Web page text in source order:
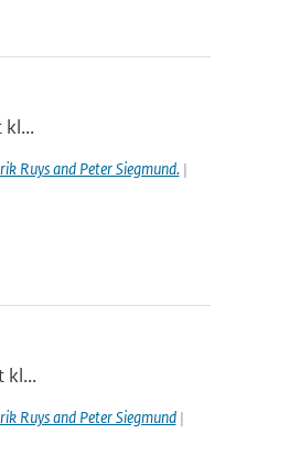
kl...
Ruys and Peter Siegmund.|
kl...
Ruys and Peter Siegmund|